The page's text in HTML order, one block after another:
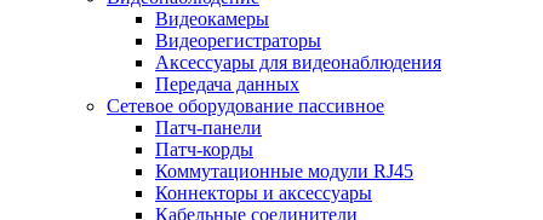
Видеокамеры
Видеорегистраторы
Аксессуары для видеонаблюдения
Передача данных
Сетевое оборудование пассивное
Патч-панели
Патч-корды
Коммутационные модули RJ45
Коннекторы и аксессуары
Кабельные соединители